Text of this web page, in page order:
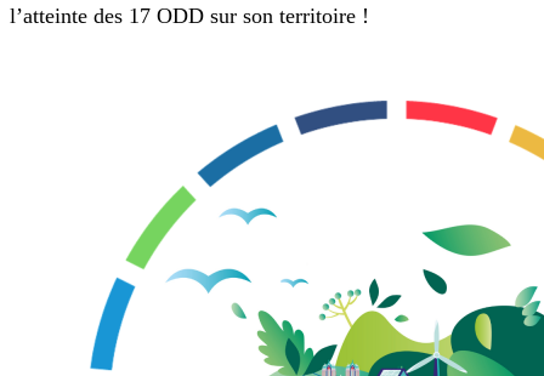
l’atteinte des 17 ODD sur son territoire !